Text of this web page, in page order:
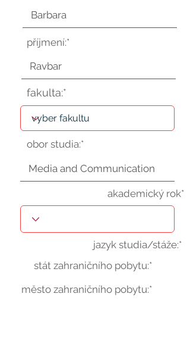
příjmení:*
fakulta:*
obor studia:*
akademický rok*
jazyk studia/stáže:*
stát zahraničního pobytu:*
město zahraničního pobytu:*